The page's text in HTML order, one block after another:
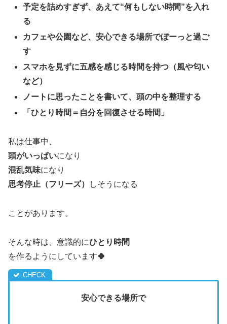
予定を詰めすぎず、あえて“何もしない時間”を入れ
る
カフェや公園など、安心できる場所でぼーっと過ご
す
スマホを見ずに五感を感じる時間を持つ（風や匂い
など）
ノートに思ったことを書いて、頭の中を整理する
「ひとり時間＝自分を回復させる時間」
私は仕事中、
頭がいっぱいになり
混乱気味になり
思考停止（フリーズ）
しそうになる
ことがあります。
そんな時は、意識的にひとり時間
を作るようにしています🍀
安心できる場所で